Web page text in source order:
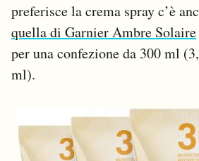
preferisce la crema spray c’è
quella di Garnier Ambre Solaire
per una confezione da 300 ml
ml).